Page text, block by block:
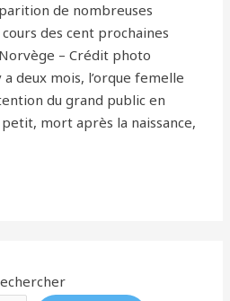
de nombreuses
des cent prochaines
– Crédit photo
deux mois, l’orque femelle
du grand public en
mort après la naissance,